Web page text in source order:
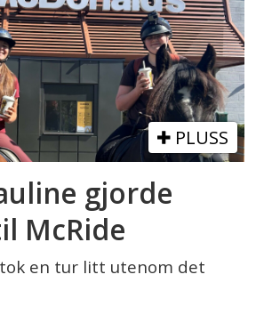
PLUSS
gjorde
McRide
en tur litt utenom det